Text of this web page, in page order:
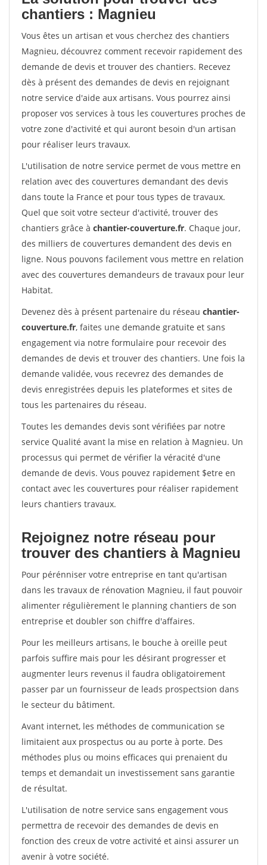
chantiers : Magnieu
Vous êtes un artisan et vous cherchez des chantiers
Magnieu, découvrez comment recevoir rapidement des
demande de devis et trouver des chantiers. Recevez
dès à présent des demandes de devis en rejoignant
notre service d'aide aux artisans. Vous pourrez ainsi
proposer vos services à tous les couvertures proches de
votre zone d'activité et qui auront besoin d'un artisan
pour réaliser leurs travaux.
L'utilisation de notre service permet de vous mettre en
relation avec des couvertures demandant des devis
dans toute la France et pour tous types de travaux.
Quel que soit votre secteur d'activité, trouver des
chantiers grâce à chantier-couverture.fr. Chaque jour,
des milliers de couvertures demandent des devis en
ligne. Nous pouvons facilement vous mettre en relation
avec des couvertures demandeurs de travaux pour leur
Habitat.
Devenez dès à présent partenaire du réseau chantier-
couverture.fr, faites une demande gratuite et sans
engagement via notre formulaire pour recevoir des
demandes de devis et trouver des chantiers. Une fois la
demande validée, vous recevrez des demandes de
devis enregistrées depuis les plateformes et sites de
tous les partenaires du réseau.
Toutes les demandes devis sont vérifiées par notre
service Qualité avant la mise en relation à Magnieu. Un
processus qui permet de vérifier la véracité d'une
demande de devis. Vous pouvez rapidement $etre en
contact avec les couvertures pour réaliser rapidement
leurs chantiers travaux.
Rejoignez notre réseau pour
trouver des chantiers à Magnieu
Pour pérénniser votre entreprise en tant qu'artisan
dans les travaux de rénovation Magnieu, il faut pouvoir
alimenter régulièrement le planning chantiers de son
entreprise et doubler son chiffre d'affaires.
Pour les meilleurs artisans, le bouche à oreille peut
parfois suffire mais pour les désirant progresser et
augmenter leurs revenus il faudra obligatoirement
passer par un fournisseur de leads prospectsion dans
le secteur du bâtiment.
Avant internet, les méthodes de communication se
limitaient aux prospectus ou au porte à porte. Des
méthodes plus ou moins efficaces qui prenaient du
temps et demandait un investissement sans garantie
de résultat.
L'utilisation de notre service sans engagement vous
permettra de recevoir des demandes de devis en
fonction des creux de votre activité et ainsi assurer un
avenir à votre société.